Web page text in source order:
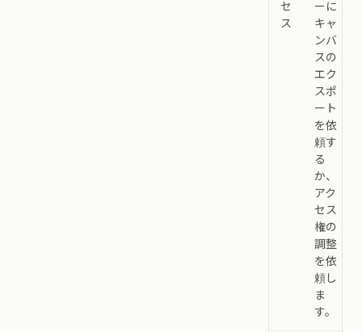
セ
ス
ーに
キャ
ンバ
スの
エク
スポ
ート
を依
頼す
る
か、
アク
セス
権の
調整
を依
頼し
ま
す。